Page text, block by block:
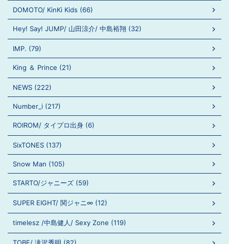
DOMOTO/ KinKi Kids (66)
Hey! Say! JUMP/ 山田涼介/ 中島裕翔 (32)
IMP. (79)
King ＆ Prince (21)
NEWS (222)
Number_i (217)
ROIROM/ タイプロ出身 (6)
SixTONES (137)
Snow Man (105)
STARTO/ジャニーズ (59)
SUPER EIGHT/ 関ジャニ∞ (12)
timelesz /中島健人/ Sexy Zone (119)